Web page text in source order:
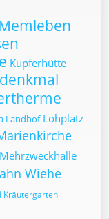
Kupferhütte
Landhof Lohplatz
Mehrzweckhalle
Wiehe
Kräutergarten